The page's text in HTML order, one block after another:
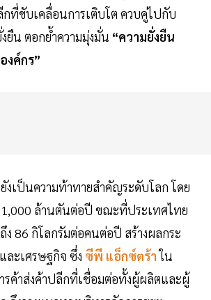
ที่ขับเคลื่อนการเติบโต ควบคู่ไปกับ
ยืน ตอกย้ำความมุ่งมั่น “ความยั่งยืน
งค์กร”
เป็นความท้าทายสำคัญระดับโลก โดย
ล้านตันต่อปี ขณะที่ประเทศไทย
ง 86 กิโลกรัมต่อคนต่อปี สร้างผลกระ
ะเศรษฐกิจ ซึ่ง ซีพี แอ็กซ์ตร้าใน
รค้าส่งค้าปลีกที่เชื่อมต่อทั้งผู้ผลิตและผู้